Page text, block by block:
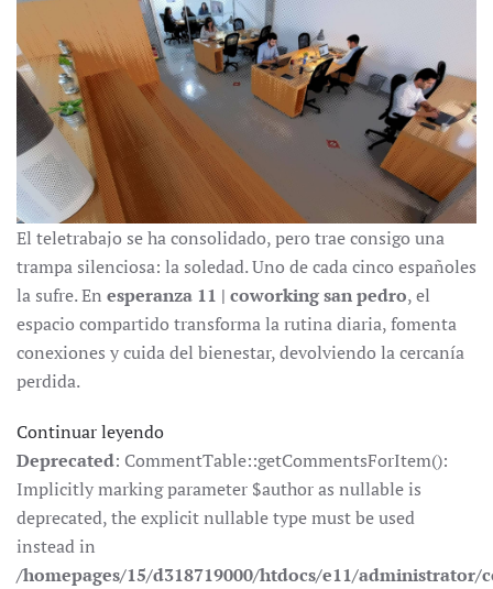
El teletrabajo se ha consolidado, pero trae consigo una
trampa silenciosa: la soledad. Uno de cada cinco españoles
la sufre. En esperanza 11 | coworking san pedro, el
espacio compartido transforma la rutina diaria, fomenta
conexiones y cuida del bienestar, devolviendo la cercanía
perdida.
Continuar leyendo
Deprecated: CommentTable::getCommentsForItem():
Implicitly marking parameter $author as nullable is
deprecated, the explicit nullable type must be used
instead in
/homepages/15/d318719000/htdocs/e11/